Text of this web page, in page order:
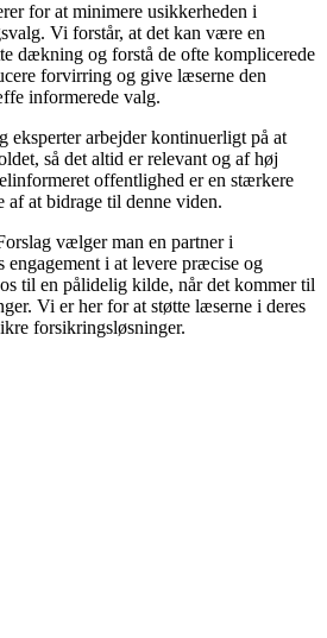
for at minimere usikkerheden i
Vi forstår, at det kan være en
dækning og forstå de ofte komplicerede
forvirring og give læserne den
informerede valg.
eksperter arbejder kontinuerligt på at
så det altid er relevant og af høj
offentlighed er en stærkere
at bidrage til denne viden.
vælger man en partner i
engagement i at levere præcise og
til en pålidelig kilde, når det kommer til
Vi er her for at støtte læserne i deres
forsikringsløsninger.